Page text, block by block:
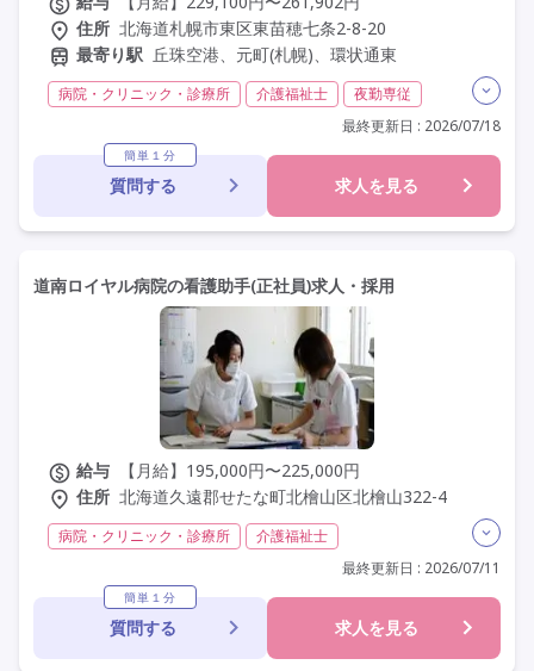
住所 北海道札幌市東区東苗穂七条2-8-20
最寄り駅 丘珠空港、元町(札幌)、環状通東
病院・クリニック・診療所 介護福祉士
夜勤専従
社会保険完備
交通費支給
託児所・保育支援あり
学歴不問
定年60歳以上
車通勤可
最終更新日 : 2026/07/18
簡単１分
質問する 求人を見る
道南ロイヤル病院の看護助手(正社員)求人・採用
給与
【月給】195,000円〜225,000円
住所 北海道久遠郡せたな町北檜山区北檜山322-4
病院・クリニック・診療所
介護福祉士
初任者研修(ヘルパー2級)
社会福祉士
その他 夜勤専従
残業月20時間以内
残業ほぼなし
常勤 社会保険完備
交通費支給
定年60歳以上
最終更新日 : 2026/07/11
簡単１分
質問する 求人を見る